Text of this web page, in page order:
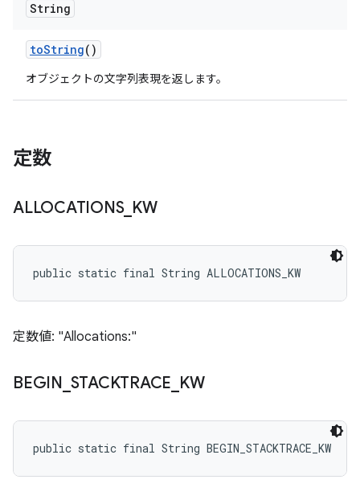
String
toString()
オブジェクトの文字列表現を返します。
定数
ALLOCATIONS_ KW
public static final String ALLOCATIONS_KW
定数値: "Allocations:"
BEGIN STACKTRACE KW
public static final String BEGIN_STACKTRACE_KW